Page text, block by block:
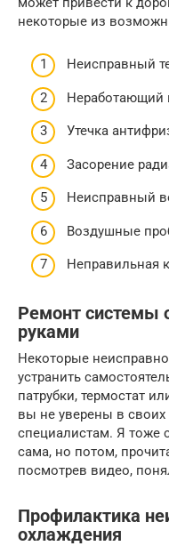
некоторые из
Неисправный
Неработающий
Утечка
Засорение
Неисправный
Воздушные
Неправильная
Ремонт системы
руками
Некоторые
устранить
патрубки, термостат
вы не уверены в своих
специалистам. Я тоже
сама, но потом,
посмотрев видео,
Профилактика
охлаждения